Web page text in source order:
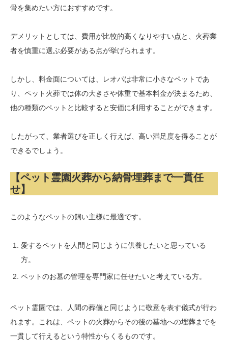
骨を集めたい方におすすめです。
デメリットとしては、費用が比較的高くなりやすい点と、火葬業
者を慎重に選ぶ必要がある点が挙げられます。
しかし、料金面については、レオパは非常に小さなペットであ
り、ペット火葬では体の大きさや体重で基本料金が決まるため、
他の種類のペットと比較すると安価に利用することができます。
したがって、業者選びを正しく行えば、高い満足度を得ることが
できるでしょう。
【ペット霊園火葬から納骨埋葬まで一貫任
せ】
このようなペットの飼い主様に最適です。
愛するペットを人間と同じように供養したいと思っている
方。
ペットのお墓の管理を専門家に任せたいと考えている方。
ペット霊園では、人間の葬儀と同じように敬意を表す儀式が行わ
れます。これは、ペットの火葬からその後の墓地への埋葬までを
一貫して行えるという特性からくるものです。